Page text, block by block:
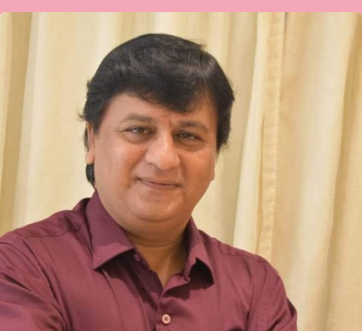
ಎ.ಎನ್.ರಮೇಶ್.ಗುಬ್ಬಿಅವರ
ಕವಿತೆ-
ಪ್ರೇಮ
(ತಾ)ಪತ್ರ(ಯ).!